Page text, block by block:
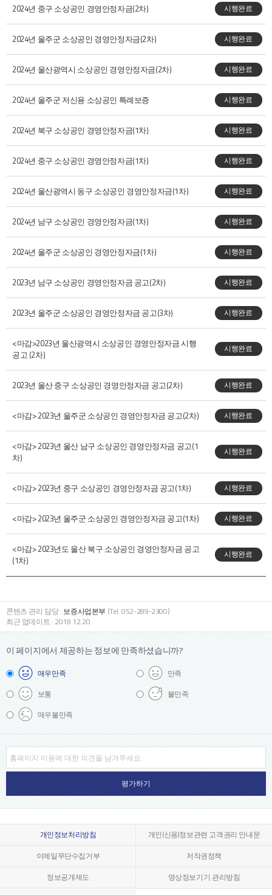
2024년 중구 소상공인 경영안정자금(2차) 시행완료
2024년 울주군 소상공인 경영안정자금(2차) 시행완료
2024년 울산광역시 소상공인 경영안정자금(2차) 시행완료
2024년 울주군 저신용 소상공인 특례보증 시행완료
2024년 북구 소상공인 경영안정자금(1차) 시행완료
2024년 중구 소상공인 경영안정자금(1차) 시행완료
2024년 울산광역시 동구 소상공인 경영안정자금(1차) 시행완료
2024년 남구 소상공인 경영안정자금(1차) 시행완료
2024년 울주군 소상공인 경영안정자금(1차) 시행완료
2023년 남구 소상공인 경영안정자금 공고(2차) 시행완료
2023년 울주군 소상공인 경영안정자금 공고(3차) 시행완료
<마감>2023년 울산광역시 소상공인 경영안정자금 시행
공고 (2차)
시행완료
2023년 울산 중구 소상공인 경영안정자금 공고(2차) 시행완료
<마감> 2023년 울주군 소상공인 경영안정자금 공고(2차) 시행완료
<마감> 2023년 울산 남구 소상공인 경영안정자금 공고(1
차)
시행완료
<마감> 2023년 중구 소상공인 경영안정자금 공고(1차) 시행완료
<마감> 2023년 울주군 소상공인 경영안정자금 공고(1차) 시행완료
<마감> 2023년도 울산 북구 소상공인 경영안정자금 공고
(1차)
시행완료
콘텐츠 관리 담당 : 보증사업본부 (Tel. 052-289-2300)
최근 업데이트 : 2018.12.20
이 페이지에서 제공하는 정보에 만족하셨습니까?
매우만족
만족
보통
불만족
매우불만족
개인정보처리방침
개인(신용)정보관련 고객권리 안내문
이메일무단수집거부
저작권정책
정보공개제도
영상정보기기 관리방침